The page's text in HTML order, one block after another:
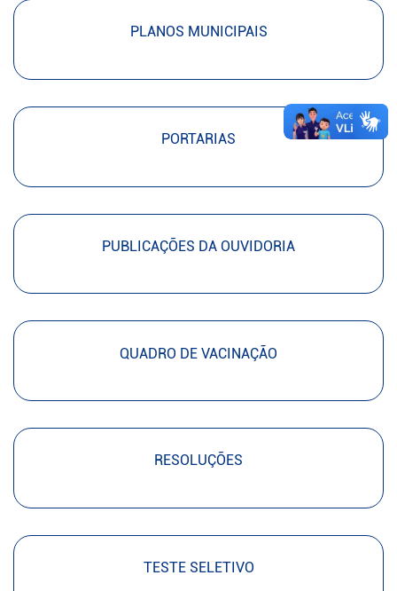
PLANOS MUNICIPAIS
PORTARIAS
PUBLICAÇÕES DA OUVIDORIA
QUADRO DE VACINAÇÃO
RESOLUÇÕES
TESTE SELETIVO